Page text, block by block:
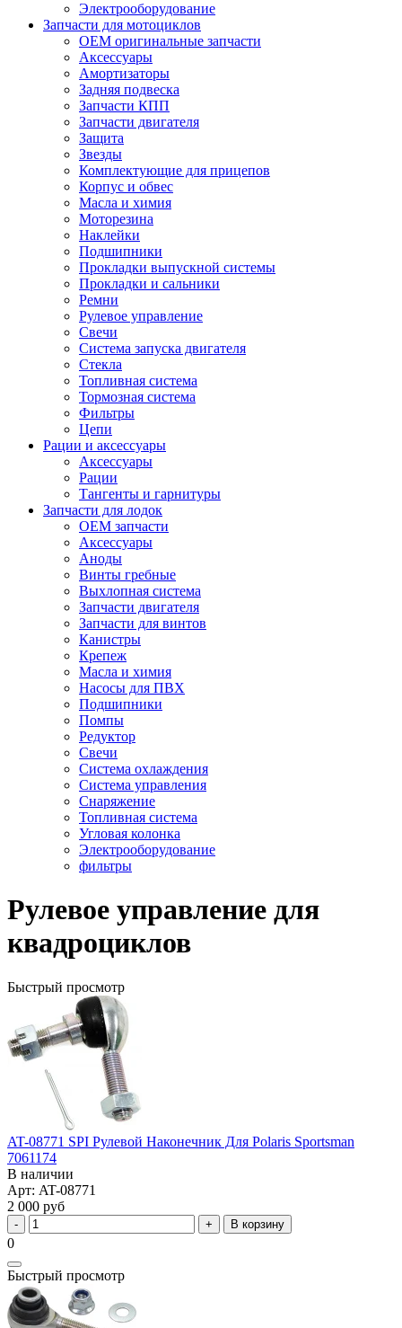
Электрооборудование
Запчасти для мотоциклов
OEM оригинальные запчасти
Аксессуары
Амортизаторы
Задняя подвеска
Запчасти КПП
Запчасти двигателя
Защита
Звезды
Комплектующие для прицепов
Корпус и обвес
Масла и химия
Моторезина
Наклейки
Подшипники
Прокладки выпускной системы
Прокладки и сальники
Ремни
Рулевое управление
Свечи
Система запуска двигателя
Стекла
Топливная система
Тормозная система
Фильтры
Цепи
Рации и аксессуары
Аксессуары
Рации
Тангенты и гарнитуры
Запчасти для лодок
OEM запчасти
Аксессуары
Аноды
Винты гребные
Выхлопная система
Запчасти двигателя
Запчасти для винтов
Канистры
Крепеж
Масла и химия
Насосы для ПВХ
Подшипники
Помпы
Редуктор
Свечи
Система охлаждения
Система управления
Снаряжение
Топливная система
Угловая колонка
Электрооборудование
фильтры
Рулевое управление для
квадроциклов
Быстрый просмотр
AT-08771 SPI Рулевой Наконечник Для Polaris Sportsman
7061174
В наличии
Арт: AT-08771
2 000 руб
В корзину
0
Быстрый просмотр